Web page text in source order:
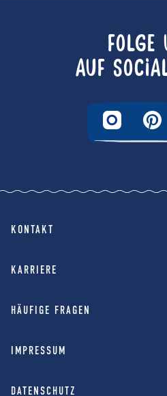
FOLGE
AUF
KONTAKT
KARRIERE
HÄUFIGE FRAGEN
IMPRESSUM
DATENSCHUTZ